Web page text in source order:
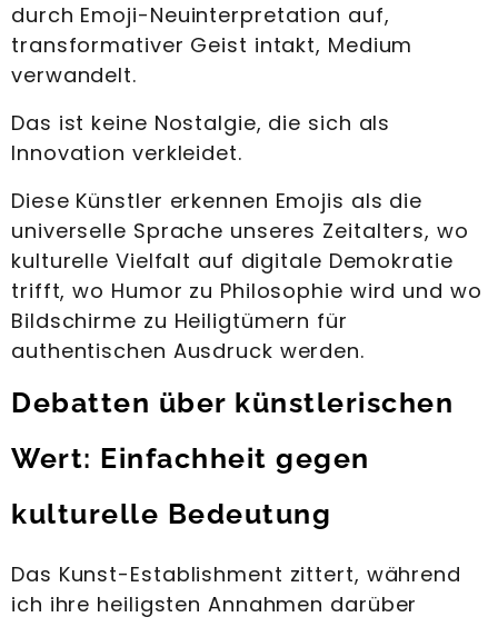
durch Emoji-Neuinterpretation auf,
transformativer Geist intakt, Medium
verwandelt.
Das ist keine Nostalgie, die sich als
Innovation verkleidet.
Diese Künstler erkennen Emojis als die
universelle Sprache unseres Zeitalters, wo
kulturelle Vielfalt auf digitale Demokratie
trifft, wo Humor zu Philosophie wird und wo
Bildschirme zu Heiligtümern für
authentischen Ausdruck werden.
Debatten über künstlerischen
Wert: Einfachheit gegen
kulturelle Bedeutung
Das Kunst-Establishment zittert, während
ich ihre heiligsten Annahmen darüber